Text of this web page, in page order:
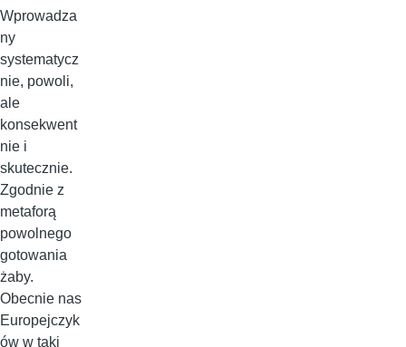
Wprowadza
ny
systematycz
nie, powoli,
ale
konsekwent
nie i
skutecznie.
Zgodnie z
metaforą
powolnego
gotowania
żaby.
Obecnie nas
Europejczyk
ów w taki